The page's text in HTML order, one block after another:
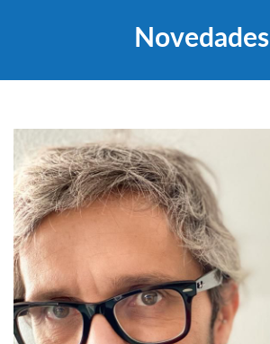
Novedades